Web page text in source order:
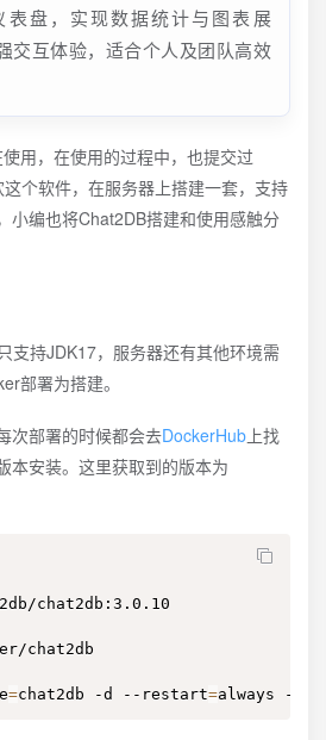
表盘，实现数据统计与图表展
交互体验，适合个人及团队高效
用，在使用的过程中，也提交过
个软件，在服务器上搭建一套，支持
小编也将Chat2DB搭建和使用感触分
支持JDK17，服务器还有其他环境需
部署为搭建。
次部署的时候都会去DockerHub 上找
本安装。这里获取到的版本为
=chat2db -d --restart=always -p